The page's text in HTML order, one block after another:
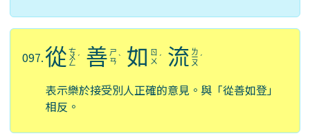
097.從 ㄘ
ㄨ
ㄥ
ˊ 善 ㄕ
ㄢ ˋ 如 ㄖ
ㄨ ˊ 流 ㄌ
ㄧ
ㄡ
ˊ
表示樂於接受別人正確的意見。與「從善如登」
相反。